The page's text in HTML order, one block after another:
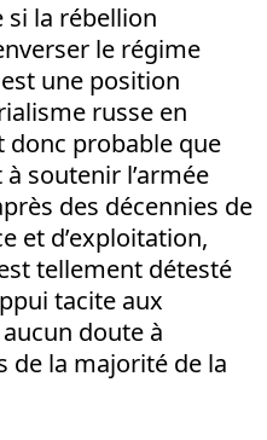
la rébellion
le régime
une position
russe en
donc probable que
soutenir l’armée
des décennies de
et d’exploitation,
tellement détesté
tacite aux
doute à
de la majorité de la